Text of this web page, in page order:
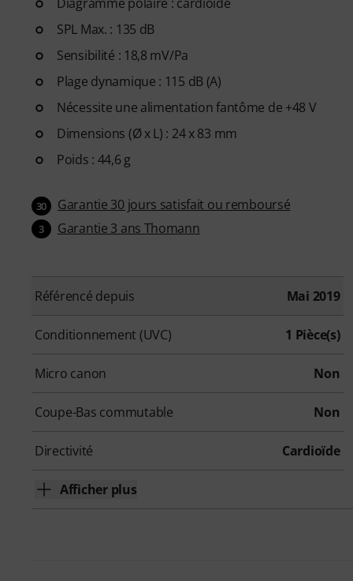
SPL Max. : 135 dB
Sensibilité : 18,8 mV/Pa
Plage dynamique : 115 dB (A)
Nécessite une alimentation fantôme de +48 V
Dimensions (Ø x L) : 24 x 83 mm
Poids : 44,6 g
30 Garantie 30 jours satisfait ou remboursé
3 Garantie 3 ans Thomann
Référencé depuis Mai 2019
Conditionnement (UVC) 1 Pièce(s)
Micro canon Non
Coupe-Bas commutable Non
Directivité Cardioïde
Afficher plus